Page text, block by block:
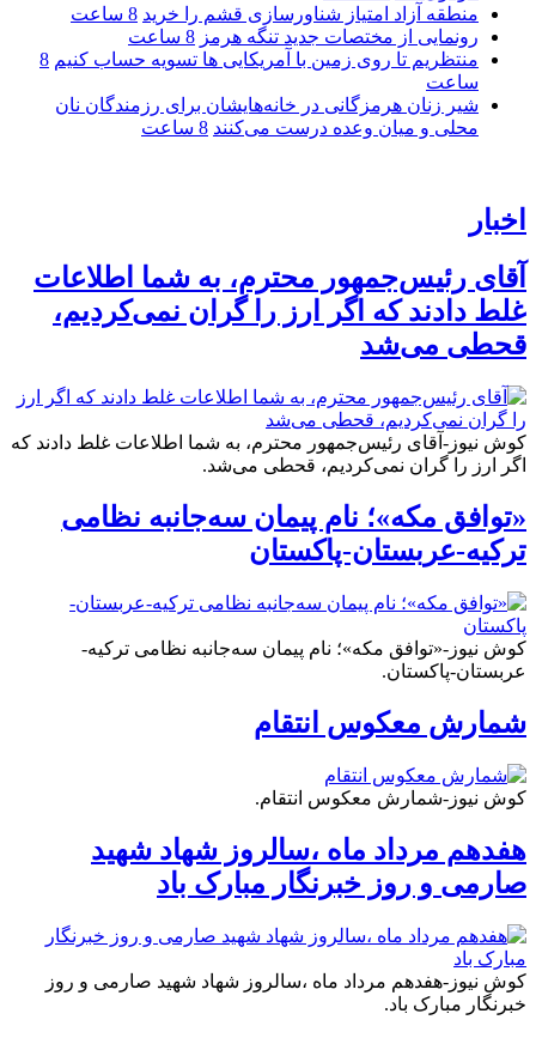
منطقه آزاد امتیاز شناورسازی قشم را خرید 8 ساعت
رونمایی از مختصات جدید تنگه هرمز 8 ساعت
منتظریم تا روی زمین با آمریکایی ها تسویه حساب کنیم 8
ساعت
شیر زنان هرمزگانی در خانه‌هایشان برای رزمندگان نان
محلی و میان وعده درست می‌کنند 8 ساعت
اخبار
آقای رئیس‌جمهور محترم، به شما اطلاعات
غلط دادند که اگر ارز را گران نمی‌کردیم،
قحطی می‌شد
کوش نیوز-آقای رئیس‌جمهور محترم، به شما اطلاعات غلط دادند که
اگر ارز را گران نمی‌کردیم، قحطی می‌شد.
«توافق مکه»؛ نام پیمان سه‌جانبه نظامی
ترکیه-عربستان-پاکستان
کوش نیوز-«توافق مکه»؛ نام پیمان سه‌جانبه نظامی ترکیه-
عربستان-پاکستان.
شمارش معکوس انتقام
کوش نیوز-شمارش معکوس انتقام.
هفدهم مرداد ماه ،سالروز شهاد شهید
صارمی و روز خبرنگار مبارک باد
کوش نیوز-هفدهم مرداد ماه ،سالروز شهاد شهید صارمی و روز
خبرنگار مبارک باد.